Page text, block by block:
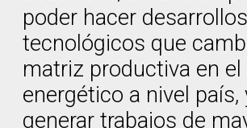
poder hacer desarrollos
tecnológicos que
matriz productiva en
energético a nivel país,
generar trabajos de